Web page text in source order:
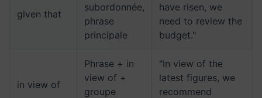
given that
subordonnée,
phrase
principale
have risen, we
need to review the
budget."
in view of
Phrase + in
view of +
groupe
"In view of the
latest figures, we
recommend